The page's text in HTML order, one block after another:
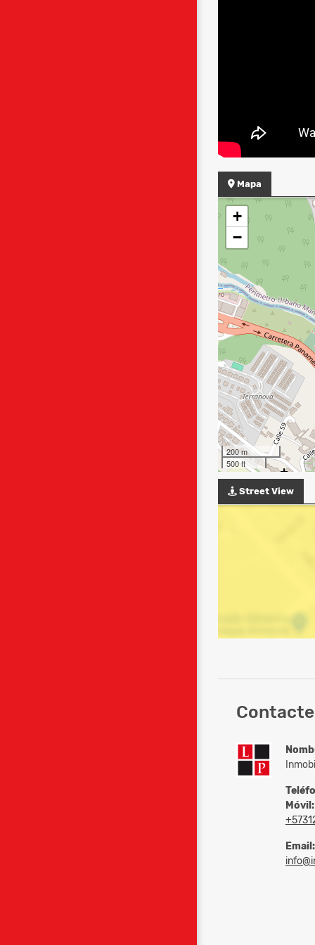
Mapa
+
−
200 m
500 ft
Street View
Móvil:
Email: